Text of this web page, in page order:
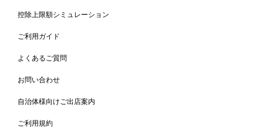
控除上限額シミュレーション
ご利用ガイド
よくあるご質問
お問い合わせ
自治体様向けご出店案内
ご利用規約